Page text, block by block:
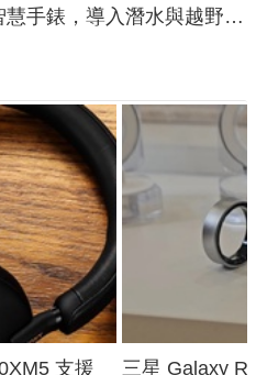
慧手錶，導入潛水與越野跑
支援
三星 Galaxy